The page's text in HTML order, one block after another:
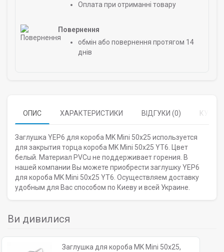
Оплата при отриманні товару
Повернення
обмін або повернення протягом 14
днів
ОПИС ХАРАКТЕРИСТИКИ ВІДГУКИ (0)
Заглушка YEP6 для короба MK Mini 50х25 используется
для закрытия торца короба MK Mini 50х25 YT6. Цвет
белый. Материал PVCu не поддерживает горения. В
нашей компании Вы можете приобрести заглушку YEP6
для короба MK Mini 50х25 YT6. Осуществляем доставку
удобным для Вас способом по Киеву и всей Украине.
Ви дивилися
Заглушка для короба MK Mini 50х25,